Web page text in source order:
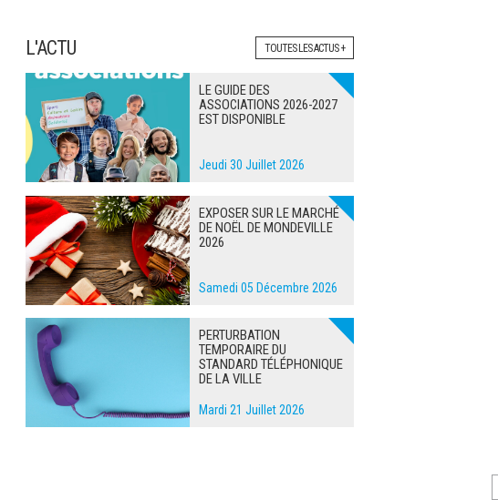
L'ACTU TOUTES LES ACTUS +
LE GUIDE DES
ASSOCIATIONS 2026-2027
EST DISPONIBLE
Jeudi 30 Juillet 2026
EXPOSER SUR LE MARCHÉ
DE NOËL DE MONDEVILLE
2026
Samedi 05 Décembre 2026
PERTURBATION
TEMPORAIRE DU
STANDARD TÉLÉPHONIQUE
DE LA VILLE
Mardi 21 Juillet 2026